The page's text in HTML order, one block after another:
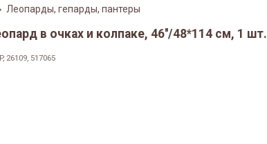
Леопарды, гепарды, пантеры
в очках и колпаке, 46''/48*114 см, 1 шт.
26109, 517065